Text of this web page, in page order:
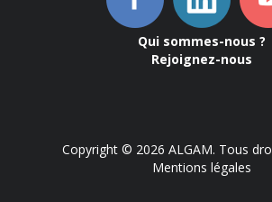
Qui sommes-nous ?
Rejoignez-nous
Copyright © 2026 ALGAM. Tous
Mentions légales